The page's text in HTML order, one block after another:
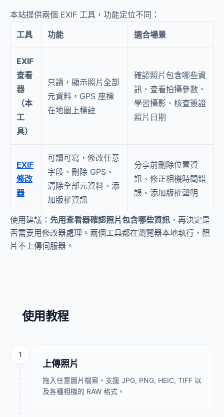
本站提供兩個 EXIF 工具，功能定位不同：
工具
功能 適合場景
EXIF
查看
器
（本
工
具）
只讀，顯示照片全部
元資料，GPS 座標
在地圖上標註
確認照片包含哪些資
訊、查看拍攝參數、
學習攝影、核查簽證
照片日期
EXIF
修改
器
可讀可寫，修改任意
字段、刪除 GPS、
清除全部元資料、添
加版權資訊
分享前刪除位置資
訊、修正相機時間錯
誤、添加版權聲明
使用建議： 先用查看器確認照片包含哪些資訊 ，再決定是
否需要用修改器處理。兩個工具都在瀏覽器本地執行，照
片不上傳伺服器。
使用教程
1
上傳照片
拖入任意圖片檔案。支援 JPG, PNG, HEIC, TIFF 以
及各種相機的 RAW 格式。